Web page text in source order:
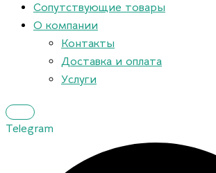
Сопутствующие товары
О компании
Контакты
Доставка и оплата
Услуги
Telegram